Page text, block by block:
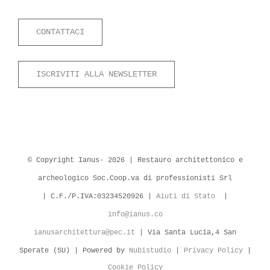
CONTATTACI
ISCRIVITI ALLA NEWSLETTER
© Copyright Ianus- 2026 | Restauro architettonico e
archeologico Soc.Coop.va di professionisti Srl
| C.F./P.IVA:03234520926 | Aiuti di Stato
info@ianus.co
ianusarchitettura@pec.it | Via Santa Lucia,4 San
Sperate (SU) | Powered by Nubistudio| Privacy Policy|
Cookie Policy